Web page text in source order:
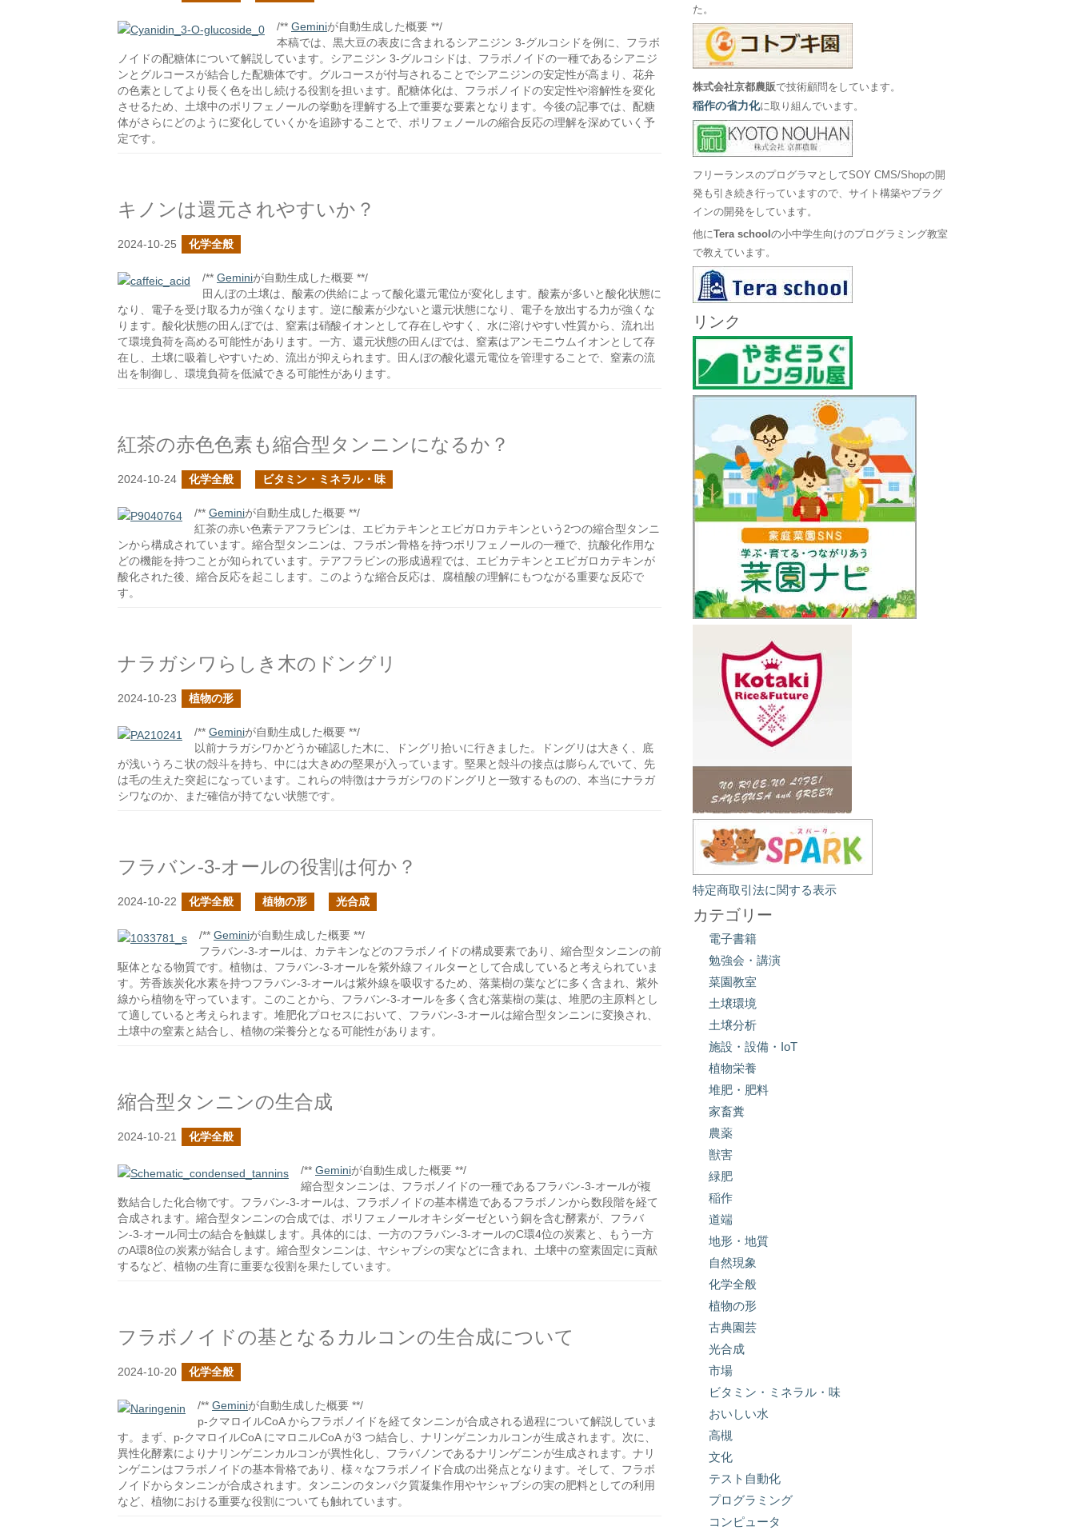
/** Geminiが自動生成した概要 **/
本稿では、黒大豆の表皮に含まれるシアニジン 3-グルコシドを例に、フラボ
ノイドの配糖体について解説しています。シアニジン 3-グルコシドは、フラボノイドの一種であるシアニジ
ンとグルコースが結合した配糖体です。グルコースが付与されることでシアニジンの安定性が高まり、花弁
の色素としてより長く色を出し続ける役割を担います。配糖体化は、フラボノイドの安定性や溶解性を変化
させるため、土壌中のポリフェノールの挙動を理解する上で重要な要素となります。今後の記事では、配糖
体がさらにどのように変化していくかを追跡することで、ポリフェノールの縮合反応の理解を深めていく予
定です。
キノンは還元されやすいか？
2024-10-25 化学全般
/** Geminiが自動生成した概要 **/
田んぼの土壌は、酸素の供給によって酸化還元電位が変化します。酸素が多いと酸化状態に
なり、電子を受け取る力が強くなります。逆に酸素が少ないと還元状態になり、電子を放出する力が強くな
ります。酸化状態の田んぼでは、窒素は硝酸イオンとして存在しやすく、水に溶けやすい性質から、流れ出
て環境負荷を高める可能性があります。一方、還元状態の田んぼでは、窒素はアンモニウムイオンとして存
在し、土壌に吸着しやすいため、流出が抑えられます。田んぼの酸化還元電位を管理することで、窒素の流
出を制御し、環境負荷を低減できる可能性があります。
紅茶の赤色色素も縮合型タンニンになるか？
2024-10-24 化学全般 ビタミン・ミネラル・味
/** Geminiが自動生成した概要 **/
紅茶の赤い色素テアフラビンは、エピカテキンとエピガロカテキンという2つの縮合型タンニ
ンから構成されています。縮合型タンニンは、フラボン骨格を持つポリフェノールの一種で、抗酸化作用な
どの機能を持つことが知られています。テアフラビンの形成過程では、エピカテキンとエピガロカテキンが
酸化された後、縮合反応を起こします。このような縮合反応は、腐植酸の理解にもつながる重要な反応で
す。
ナラガシワらしき木のドングリ
2024-10-23 植物の形
/** Geminiが自動生成した概要 **/
以前ナラガシワかどうか確認した木に、ドングリ拾いに行きました。ドングリは大きく、底
が浅いうろこ状の殻斗を持ち、中には大きめの堅果が入っています。堅果と殻斗の接点は膨らんでいて、先
は毛の生えた突起になっています。これらの特徴はナラガシワのドングリと一致するものの、本当にナラガ
シワなのか、まだ確信が持てない状態です。
フラバン-3-オールの役割は何か？
2024-10-22 化学全般 植物の形 光合成
/** Geminiが自動生成した概要 **/
フラバン-3-オールは、カテキンなどのフラボノイドの構成要素であり、縮合型タンニンの前
駆体となる物質です。植物は、フラバン-3-オールを紫外線フィルターとして合成していると考えられていま
す。芳香族炭化水素を持つフラバン-3-オールは紫外線を吸収するため、落葉樹の葉などに多く含まれ、紫外
線から植物を守っています。このことから、フラバン-3-オールを多く含む落葉樹の葉は、堆肥の主原料とし
て適していると考えられます。堆肥化プロセスにおいて、フラバン-3-オールは縮合型タンニンに変換され、
土壌中の窒素と結合し、植物の栄養分となる可能性があります。
縮合型タンニンの生合成
2024-10-21 化学全般
/** Geminiが自動生成した概要 **/
縮合型タンニンは、フラボノイドの一種であるフラバン-3-オールが複
数結合した化合物です。フラバン-3-オールは、フラボノイドの基本構造であるフラボノンから数段階を経て
合成されます。縮合型タンニンの合成では、ポリフェノールオキシダーゼという銅を含む酵素が、フラバ
ン-3-オール同士の結合を触媒します。具体的には、一方のフラバン-3-オールのC環4位の炭素と、もう一方
のA環8位の炭素が結合します。縮合型タンニンは、ヤシャブシの実などに含まれ、土壌中の窒素固定に貢献
するなど、植物の生育に重要な役割を果たしています。
フラボノイドの基となるカルコンの生合成について
2024-10-20 化学全般
/** Geminiが自動生成した概要 **/
p-クマロイルCoA からフラボノイドを経てタンニンが合成される過程について解説していま
す。まず、p-クマロイルCoA にマロニルCoA が3 つ結合し、ナリンゲニンカルコンが生成されます。次に、
異性化酵素によりナリンゲニンカルコンが異性化し、フラバノンであるナリンゲニンが生成されます。ナリ
ンゲニンはフラボノイドの基本骨格であり、様々なフラボノイド合成の出発点となります。そして、フラボ
ノイドからタンニンが合成されます。タンニンのタンパク質凝集作用やヤシャブシの実の肥料としての利用
など、植物における重要な役割についても触れています。
た。
株式会社京都農販で技術顧問をしています。
稲作の省力化に取り組んでいます。
フリーランスのプログラマとしてSOY CMS/Shopの開
発も引き続き行っていますので、サイト構築やプラグ
インの開発をしています。
他にTera schoolの小中学生向けのプログラミング教室
で教えています。
リンク
特定商取引法に関する表示
カテゴリー
電子書籍
勉強会・講演
菜園教室
土壌環境
土壌分析
施設・設備・IoT
植物栄養
堆肥・肥料
家畜糞
農薬
獣害
緑肥
稲作
道端
地形・地質
自然現象
化学全般
植物の形
古典園芸
光合成
市場
ビタミン・ミネラル・味
おいしい水
高槻
文化
テスト自動化
プログラミング
コンピュータ